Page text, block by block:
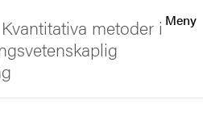
Meny
metoder i